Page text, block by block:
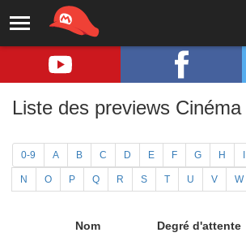
Liste des previews Cinéma
0-9 A B C D E F G H
N O P Q R S T U V W
Nom Degré d'attente